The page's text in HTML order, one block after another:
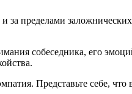
пределами
собеседника, его
Представьте себе,